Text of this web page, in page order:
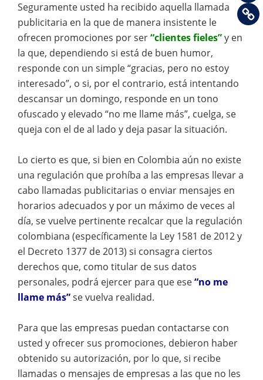
Seguramente usted ha recibido aquella llamada
publicitaria en la que de manera insistente le
ofrecen promociones por ser“clientes fieles”y en
la que, dependiendo si está de buen humor,
responde con un simple “gracias, pero no estoy
interesado”, o si, por el contrario, está intentando
descansar un domingo, responde en un tono
ofuscado y elevado “no me llame más”, cuelga, se
queja con el de al lado y deja pasar la situación.
Lo cierto es que, si bien en Colombia aún no existe
una regulación que prohíba a las empresas llevar a
cabo llamadas publicitarias o enviar mensajes en
horarios adecuados y por un máximo de veces al
día, se vuelve pertinente recalcar que la regulación
colombiana (específicamente la Ley 1581 de 2012 y
el Decreto 1377 de 2013) si consagra ciertos
derechos que, como titular de sus datos
personales, podrá ejercer para que ese“no me
llame más”se vuelva realidad.
Para que las empresas puedan contactarse con
usted y ofrecer sus promociones, debieron haber
obtenido su autorización, por lo que, si recibe
llamadas o mensajes de empresas a las que no les